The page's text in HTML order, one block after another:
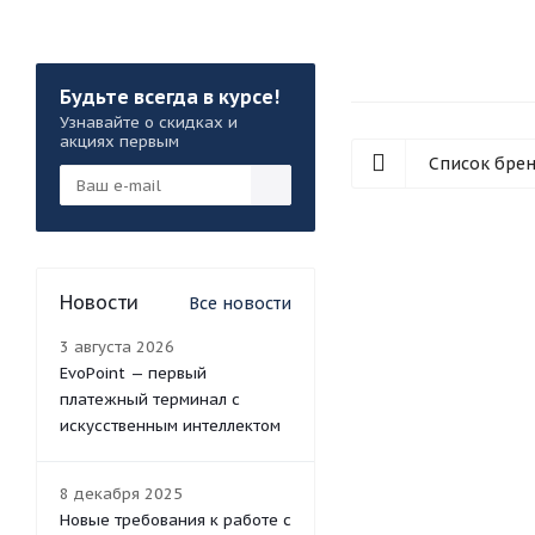
Список
Будьте всегда в курсе!
Узнавайте о скидках и
акциях первым
Новости Все новости
3 августа 2026
EvoPoint — первый
платежный терминал с
искусственным интеллектом
8 декабря 2025
Новые требования к работе с